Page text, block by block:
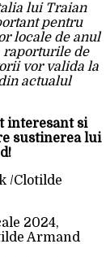
lui Traian
pentru
locale de anul
raporturile de
vor valida la
actualul
interesant si
sustinerea lui
/Clotilde
2024,
Armand